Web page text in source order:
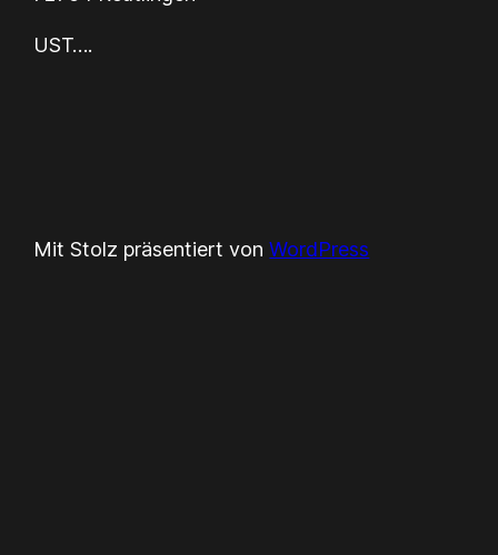
UST….
Mit Stolz präsentiert vonWordPress